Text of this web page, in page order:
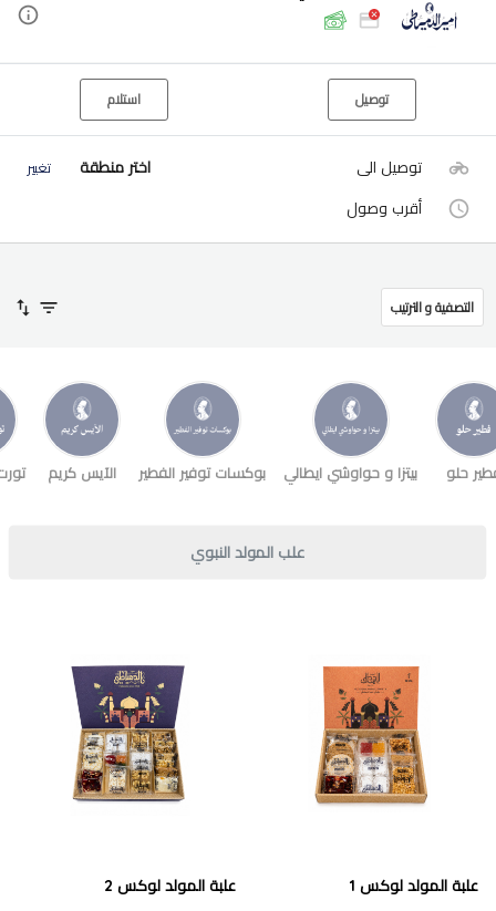
توصيل استلام
توصيل الى اختر منطقة تغيير
أقرب وصول
التصفية و الترتيب
حلو بيتزا و حواوشي ايطالي بوكسات توفير الفطير الآيس كريم
علب المولد النبوي
علبة المولد لوكس 1 علبة المولد لوكس 2